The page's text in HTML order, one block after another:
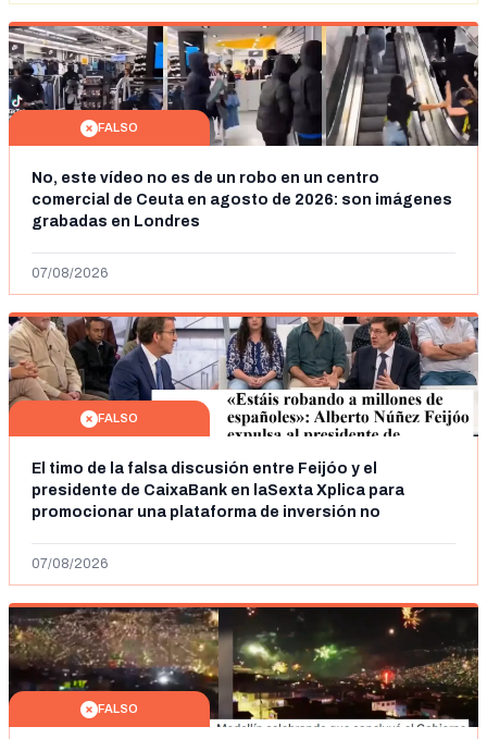
FALSO
No, este vídeo no es de un robo en un centro
comercial de Ceuta en agosto de 2026: son imágenes
grabadas en Londres
07/08/2026
FALSO
El timo de la falsa discusión entre Feijóo y el
presidente de CaixaBank en laSexta Xplica para
promocionar una plataforma de inversión no
07/08/2026
FALSO